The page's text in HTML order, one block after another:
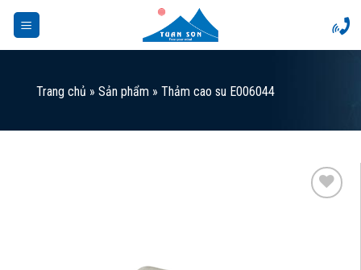
Skip
content
Trang chủ » Sản phẩm » Thảm cao su E006044